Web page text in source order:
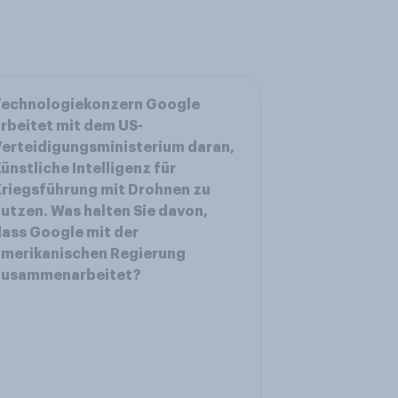
Google
mit dem US-
daran,
Intelligenz für
mit Drohnen zu
Was halten Sie davon,
Google mit der
Regierung